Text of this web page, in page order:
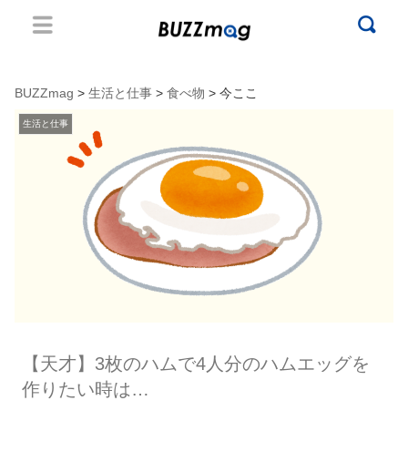
BUZZmag > 生活と仕事 > 食べ物 > 今ここ
生活と仕事
【天才】3枚のハムで4人分のハムエッグを
作りたい時は…